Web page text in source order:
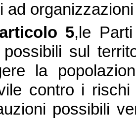
ad
articolo 5,le
possibili sul
la
contro i
possibili